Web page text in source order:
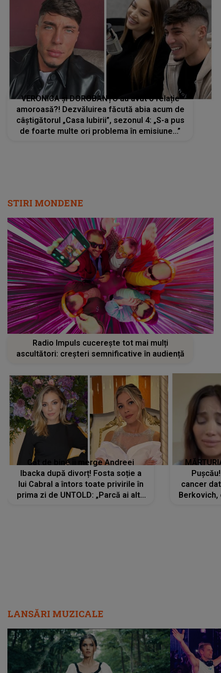
VERONICA și DOROBANȚU au avut o relație
amoroasă?! Dezvăluirea făcută abia acum de
câștigătorul „Casa Iubirii”, sezonul 4: „S-a pus
de foarte multe ori problema în emisiune...”
STIRI MONDENE
Radio Impuls cucerește tot mai mulți
ascultători: creșteri semnificative în audiență
Cât de bine îi merge Andreei
Ibacka după divorț! Fosta soție a
lui Cabral a întors toate privirile în
prima zi de UNTOLD: „Parcă ai altă
cancer
Berkovich,
LANSĂRI MUZICALE